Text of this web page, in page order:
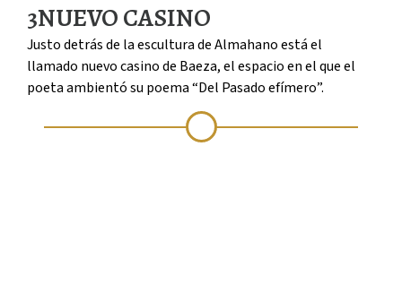
3NUEVO CASINO
Justo detrás de la escultura de Almahano está el
llamado nuevo casino de Baeza, el espacio en el que el
poeta ambientó su poema “Del Pasado efímero”.